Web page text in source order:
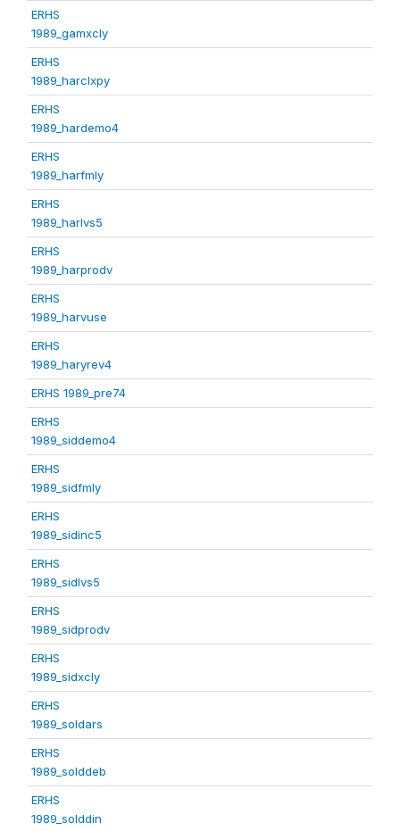
ERHS
1989_gamxcly
ERHS
1989_harclxpy
ERHS
1989_hardemo4
ERHS
1989_harfmly
ERHS
1989_harlvs5
ERHS
1989_harprodv
ERHS
1989_harvuse
ERHS
1989_haryrev4
ERHS 1989_pre74
ERHS
1989_siddemo4
ERHS
1989_sidfmly
ERHS
1989_sidinc5
ERHS
1989_sidlvs5
ERHS
1989_sidprodv
ERHS
1989_sidxcly
ERHS
1989_soldars
ERHS
1989_solddeb
ERHS
1989_solddin